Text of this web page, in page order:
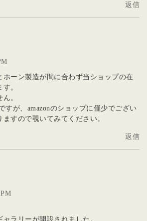
返信
ホーン製造が間に合わず当ショップの在
。
。
すが、amazonのショップに僅少でござい
ますので覗いてみてください。
返信
ラリーが開設されました。